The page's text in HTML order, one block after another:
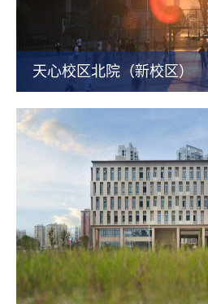
天心校区北院（新校区）